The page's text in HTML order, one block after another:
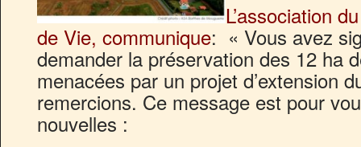
L’association
de Vie, communique: « Vous avez
demander la préservation des 12 ha
menacées par un projet d’extension
remercions. Ce message est pour
nouvelles :